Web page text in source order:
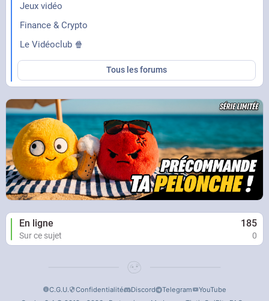
Jeux vidéo
Finance & Crypto
Le Vidéoclub 🍿
Tous les forums
En ligne 185
Sur ce sujet 0
C.G.U. Confidentialité Discord Telegram
YouTube